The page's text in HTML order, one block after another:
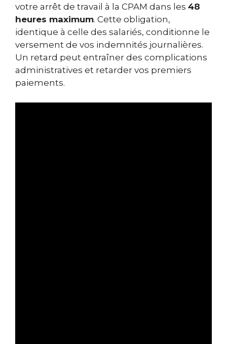
votre arrêt de travail à la CPAM dans les 48
heures maximum. Cette obligation,
identique à celle des salariés, conditionne le
versement de vos indemnités journalières.
Un retard peut entraîner des complications
administratives et retarder vos premiers
paiements.